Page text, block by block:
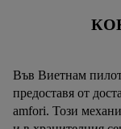
Във Виетнам
предоставя от
amfori. Този